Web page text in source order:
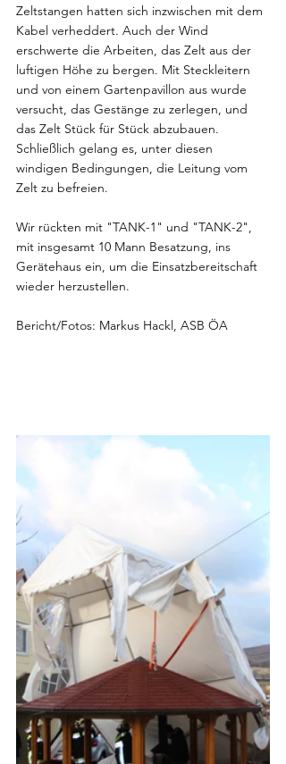
Zeltstangen hatten sich inzwischen mit dem
Kabel verheddert. Auch der Wind
erschwerte die Arbeiten, das Zelt aus der
luftigen Höhe zu bergen. Mit Steckleitern
und von einem Gartenpavillon aus wurde
versucht, das Gestänge zu zerlegen, und
das Zelt Stück für Stück abzubauen.
Schließlich gelang es, unter diesen
windigen Bedingungen, die Leitung vom
Zelt zu befreien.
Wir rückten mit "TANK-1" und "TANK-2",
mit insgesamt 10 Mann Besatzung, ins
Gerätehaus ein, um die Einsatzbereitschaft
wieder herzustellen.
Bericht/Fotos: Markus Hackl, ASB ÖA